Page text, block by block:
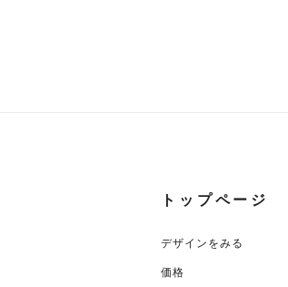
トップページ
デザインをみる
価格